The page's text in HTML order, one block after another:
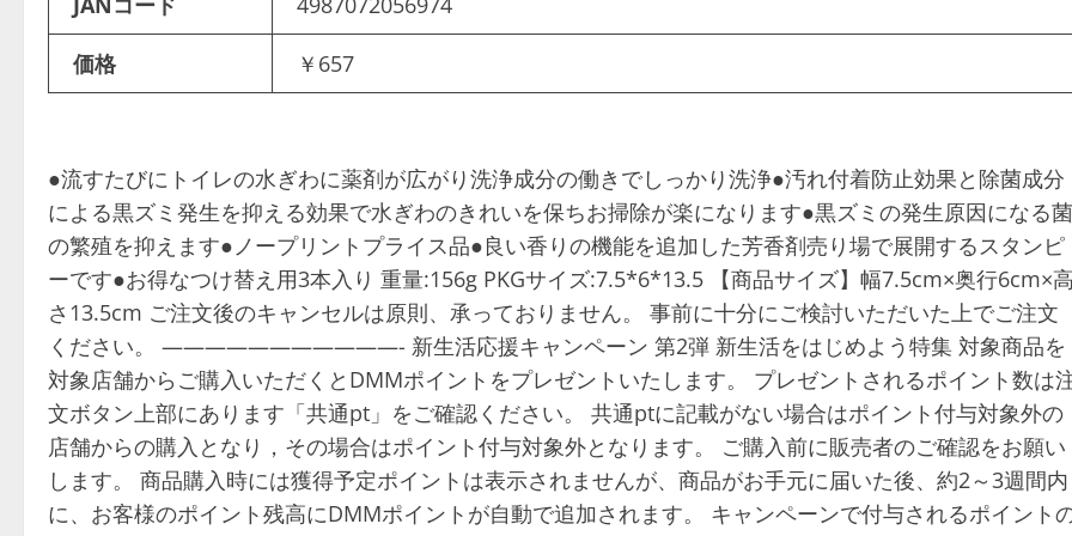
価格 ￥657
●流すたびにトイレの水ぎわに薬剤が広がり洗浄成分の働きでしっかり洗浄●汚れ付着防止効果と除菌成分
による黒ズミ発生を抑える効果で水ぎわのきれいを保ちお掃除が楽になります●黒ズミの発生原因になる菌
の繁殖を抑えます●ノープリントプライス品●良い香りの機能を追加した芳香剤売り場で展開するスタンピ
ーです●お得なつけ替え用3本入り 重量:156g PKGサイズ:7.5*6*13.5 【商品サイズ】幅7.5cm×奥行6cm×高
さ13.5cm ご注文後のキャンセルは原則、承っておりません。 事前に十分にご検討いただいた上でご注文
ください。 ———————————- 新生活応援キャンペーン 第2弾 新生活をはじめよう特集 対象商品を
対象店舗からご購入いただくとDMMポイントをプレゼントいたします。 プレゼントされるポイント数は
文ボタン上部にあります「共通pt」をご確認ください。 共通ptに記載がない場合はポイント付与対象外の
店舗からの購入となり，その場合はポイント付与対象外となります。 ご購入前に販売者のご確認をお願い
します。 商品購入時には獲得予定ポイントは表示されませんが、商品がお手元に届いた後、約2～3週間内
に、お客様のポイント残高にDMMポイントが自動で追加されます。 キャンペーンで付与されるポイント